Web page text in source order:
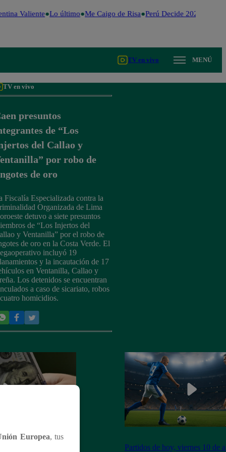
Valiente Lo último Me Caigo de Risa Perú Decide 2026
TV en vivo MENÚ
TV en vivo
presuntos
de “Los
del Callao y
por robo de
de oro
Fiscalía Especializada contra la
Organizada de Lima
detuvo a siete presuntos
de “Los Injertos del
y Ventanilla” por el robo de
de oro en la Costa Verde. El
incluyó 19
y la incautación de 17
en Ventanilla, Callao y
Los detenidos se encuentran
a caso de sicariato, robos
homicidios.
Partidos de hoy, viernes 10 de
Europea, tus